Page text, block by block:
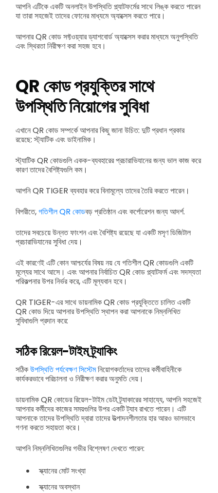
আপনি এটিকে একটি অনলাইন উপস্থিতি প্ল্যাটফর্মের সাথে লিঙ্ক করতে পারেন
যা তারা সহজেই তাদের ফোনের মাধ্যমে অ্যাক্সেস করতে পারে।
আপনার QR কোড সফ্টওয়্যার ড্যাশবোর্ড অ্যাক্সেস করার মাধ্যমে অনুপস্থিতি
এবং স্থিরতা নিরীক্ষণ করা সহজ হবে।
QR কোড প্রযুক্তির সাথে
উপস্থিতি নিয়োগের সুবিধা
এখানে QR কোড সম্পর্কে আপনার কিছু জানা উচিত: দুটি প্রধান প্রকার
রয়েছে: স্ট্যাটিক এবং ডাইনামিক।
স্ট্যাটিক QR কোডগুলি একক-ব্যবহারের প্রচারাভিযানের জন্য ভাল কাজ করে
কারণ তাদের বৈশিষ্ট্যগুলি কম।
আপনি QR TIGER ব্যবহার করে বিনামূল্যে তাদের তৈরি করতে পারেন।
বিপরীতে,গতিশীল QR কোডবড় প্রতিষ্ঠান এবং কর্পোরেশন জন্য আদর্শ.
তাদের সবচেয়ে উন্নত ফাংশন এবং বৈশিষ্ট্য রয়েছে যা একটি মসৃণ ডিজিটাল
প্রচারাভিযানের সুবিধা দেয়।
এই কারণেই এটি কোন আশ্চর্যের বিষয় নয় যে গতিশীল QR কোডগুলি একটি
মূল্যের সাথে আসে। এবং আপনার নির্বাচিত QR কোড প্ল্যাটফর্ম এবং সদস্যতা
পরিকল্পনার উপর নির্ভর করে, এটি মূল্যবান হবে।
QR TIGER-এর সাথে ডায়নামিক QR কোড প্রযুক্তিতে চালিত একটি
QR কোড দিয়ে আপনার উপস্থিতি স্থাপন করা আপনাকে নিম্নলিখিত
সুবিধাগুলি প্রদান করে:
সঠিক রিয়েল-টাইম ট্র্যাকিং
সঠিকউপস্থিতি পর্যবেক্ষণ সিস্টেমনিয়োগকর্তাদের তাদের কর্মীবাহিনীকে
কার্যকরভাবে পরিচালনা ও নিরীক্ষণ করার অনুমতি দেয়।
ডায়নামিক QR কোডের রিয়েল-টাইম ডেটা ট্র্যাকারের সাহায্যে, আপনি সহজেই
আপনার কর্মীদের কাজের সময়গুলির উপর একটি ট্যাব রাখতে পারেন। এটি
আপনাকে তাদের উপস্থিতি দ্বারা তাদের উত্পাদনশীলতার হার আরও ভালভাবে
গণনা করতে সহায়তা করে।
আপনি নিম্নলিখিতগুলির গভীর বিশ্লেষণ দেখতে পারেন:
স্ক্যানের মোট সংখ্যা
স্ক্যানের অবস্থান